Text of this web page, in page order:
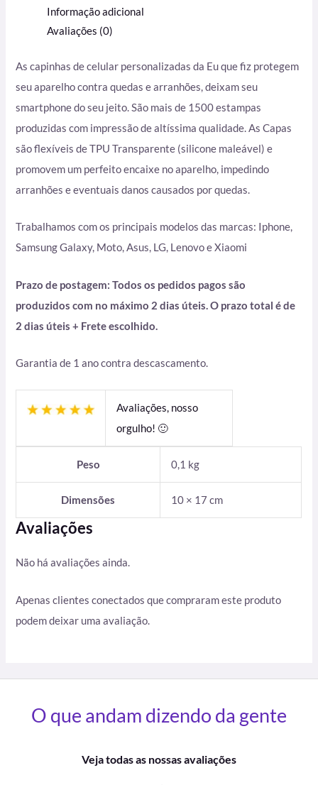
Informação adicional
Avaliações (0)
As capinhas de celular personalizadas da Eu que fiz protegem
seu aparelho contra quedas e arranhões, deixam seu
smartphone do seu jeito. São mais de 1500 estampas
produzidas com impressão de altíssima qualidade. As Capas
são flexíveis de TPU Transparente (silicone maleável) e
promovem um perfeito encaixe no aparelho, impedindo
arranhões e eventuais danos causados por quedas.
Trabalhamos com os principais modelos das marcas: Iphone,
Samsung Galaxy, Moto, Asus, LG, Lenovo e Xiaomi
Prazo de postagem: Todos os pedidos pagos são
produzidos com no máximo 2 dias úteis. O prazo total é de
2 dias úteis + Frete escolhido.
Garantia de 1 ano contra descascamento.
Avaliações, nosso
orgulho! 🙂
Peso 0,1 kg
Dimensões 10 × 17 cm
Avaliações
Não há avaliações ainda.
Apenas clientes conectados que compraram este produto
podem deixar uma avaliação.
O que andam dizendo da gente
Veja todas as nossas avaliações